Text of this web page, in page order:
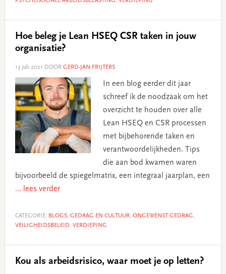
Hoe beleg je Lean HSEQ CSR taken in jouw
organisatie?
13 juli 2021 DOOR GERD-JAN FRIJTERS
In een blog eerder dit jaar
schreef ik de noodzaak om het
overzicht te houden over alle
Lean HSEQ en CSR processen
met bijbehorende taken en
verantwoordelijkheden. Tips
die aan bod kwamen waren
bijvoorbeeld de spiegelmatrix, een integraal jaarplan, een
... lees verder
CATEGORIE: BLOGS, GEDRAG EN CULTUUR, ONGEWENST GEDRAG,
VEILIGHEIDSBELEID, VERDIEPING
Kou als arbeidsrisico, waar moet je op letten?